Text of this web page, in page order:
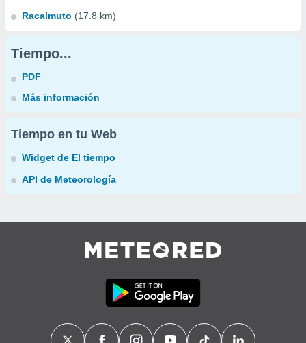
Racalmuto (17.8 km)
Tiempo...
PDF
Más información
Tiempo en tu Web
Widget de El tiempo
API de Meteorología